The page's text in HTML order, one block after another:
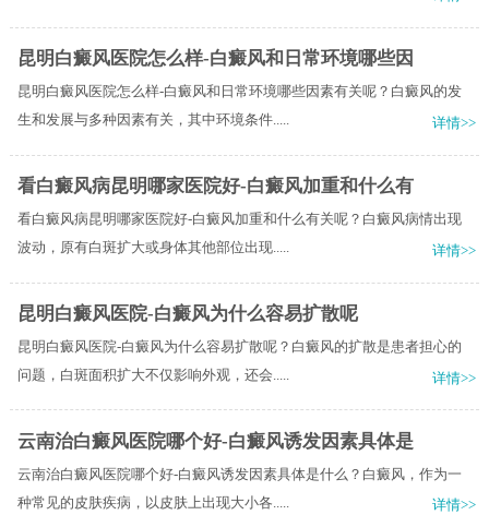
昆明白癜风医院怎么样-白癜风和日常环境哪些因
昆明白癜风医院怎么样-白癜风和日常环境哪些因素有关呢？白癜风的发
生和发展与多种因素有关，其中环境条件.....
详情>>
看白癜风病昆明哪家医院好-白癜风加重和什么有
看白癜风病昆明哪家医院好-白癜风加重和什么有关呢？白癜风病情出现
波动，原有白斑扩大或身体其他部位出现.....
详情>>
昆明白癜风医院-白癜风为什么容易扩散呢
昆明白癜风医院-白癜风为什么容易扩散呢？白癜风的扩散是患者担心的
问题，白斑面积扩大不仅影响外观，还会.....
详情>>
云南治白癜风医院哪个好-白癜风诱发因素具体是
云南治白癜风医院哪个好-白癜风诱发因素具体是什么？白癜风，作为一
种常见的皮肤疾病，以皮肤上出现大小各.....
详情>>